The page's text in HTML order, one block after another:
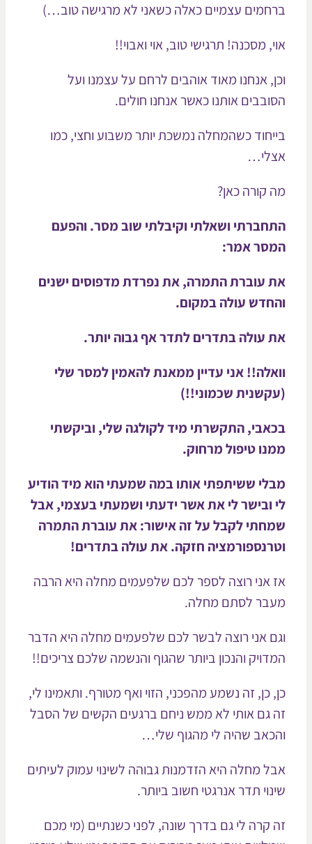
עצמיים כאלה כשאני לא מרגישה טוב…)
מסכנה! תרגישי טוב, אוי ואבוי!!
אנחנו מאוד אוהבים לרחם על עצמנו ועל
אותנו כאשר אנחנו חולים.
כשהמחלה נמשכת יותר משבוע וחצי, כמו
קורה כאן?
ושאלתי וקיבלתי שוב מסר. והפעם
אמר:
עוברת התמרה, את נפרדת מדפוסים ישנים
עולה במקום.
עולה בתדרים לתדר אף גבוה יותר.
אני עדיין ממאנת להאמין למסר שלי
שכמוני!!)
התקשרתי מיד לקולגה שלי, וביקשתי
טיפול מרחוק.
ששיתפתי אותו במה שמעתי הוא מיד הודיע
ובישר לי את אשר ידעתי ושמעתי בעצמי, אבל
לקבל על זה אישור: את עוברת התמרה
חזקה. את עולה בתדרים!
אני רוצה לספר לכם שלפעמים מחלה היא הרבה
לסתם מחלה.
אני רוצה לבשר לכם שלפעמים מחלה היא הדבר
והנכון ביותר שהגוף והנשמה שלכם צריכים!!
כן, זה נשמע מהפכני, הזוי ואף מטורף. ותאמינו לי,
גם אותי לא ממש ניחם ברגעים הקשים של הסבל
שהיה לי מהגוף שלי…
מחלה היא הזדמנות גבוהה לשינוי עמוק לעיתים
תדר אנרגטי חשוב ביותר.
קרה לי גם בדרך שונה, לפני כשנתיים (מי מכם